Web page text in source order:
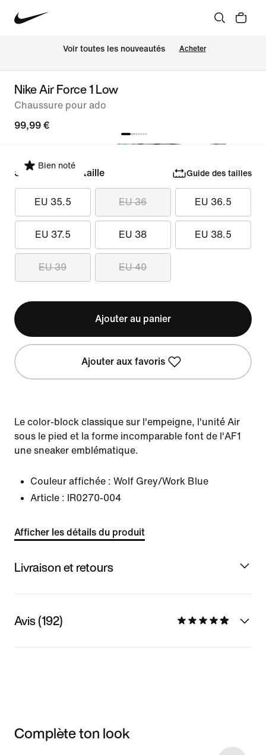
Voir toutes les nouveautés Acheter
Nike Air Force 1 Low
Chaussure pour ado
99,99 €
Bien noté
Sélectionner la taille Guide des tailles
EU 35.5 EU 36 EU 36.5
EU 37.5 EU 38 EU 38.5
EU 39 EU 40
Ajouter au panier
Ajouter aux favoris
Le color-block classique sur l'empeigne, l'unité Air
sous le pied et la forme incomparable font de l'AF1
une sneaker emblématique.
Couleur affichée : Wolf Grey/Work Blue
Article :
IR0270-004
Afficher les détails du produit
Livraison et retours
Avis (192)
Complète ton look